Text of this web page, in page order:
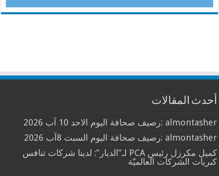
أحدث المقالات
almontasher :رصيف صحافة اليوم الاحد 10 آب 2026
almontasher :رصيف صحافة اليوم السبت 8آب 2026
كميل مكرزل رئيس PCA لـ”الديار”: لدينا شركات تنافس
كبريات الشركات العالميّة